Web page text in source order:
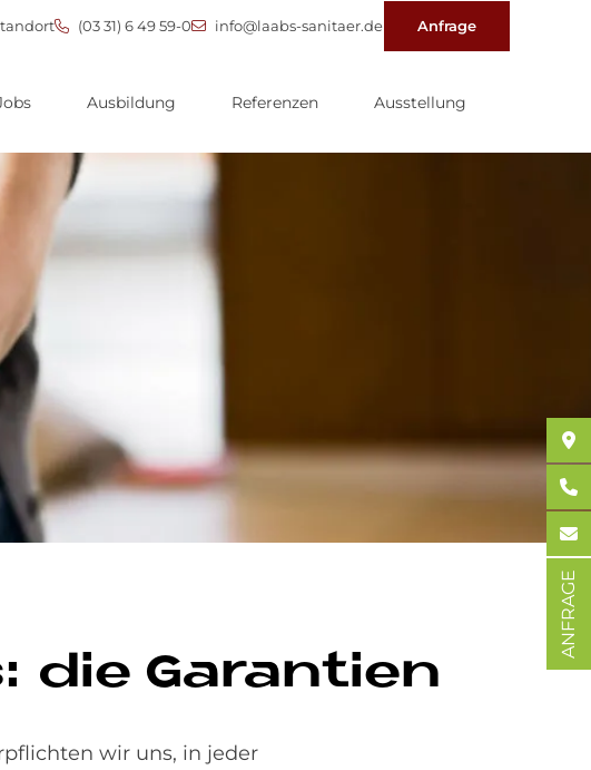
(03 31) 6 49 59-0 info@laabs-sanitaer.de Anfrage
Ausbildung Referenzen Ausstellung
die Ga­ran­ti­en
wir uns, in jeder
ANFRAGE